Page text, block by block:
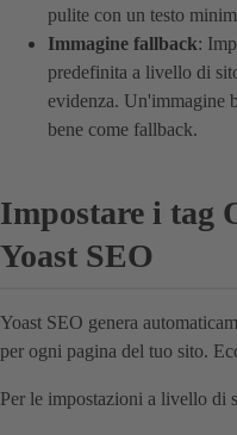
pulite con un testo
Immagine fallback:
predefinita a livello di
evidenza. Un'immagine
bene come fallback.
Impostare i tag
Yoast SEO
Yoast SEO genera
per ogni pagina del tuo sito.
Per le impostazioni a livello di